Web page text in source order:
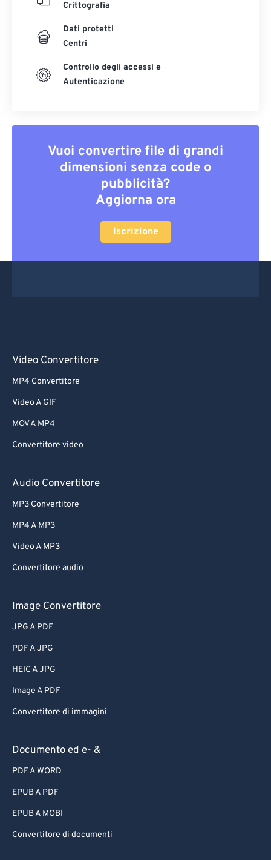
Crittografia
Dati protetti
Centri
Controllo degli accessi e
Autenticazione
Vuoi convertire file di grandi
dimensioni senza code o
pubblicità?
Aggiorna ora
Iscrizione
Video Convertitore
MP4 Convertitore
Video A GIF
MOV A MP4
Convertitore video
Audio Convertitore
MP3 Convertitore
MP4 A MP3
Video A MP3
Convertitore audio
Image Convertitore
JPG A PDF
PDF A JPG
HEIC A JPG
Image A PDF
Convertitore di immagini
Documento ed e- &
PDF A WORD
EPUB A PDF
EPUB A MOBI
Convertitore di documenti